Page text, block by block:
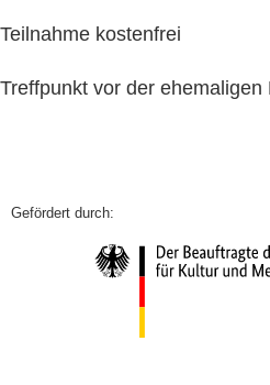
Teilnahme kostenfrei
Treffpunkt vor der ehemaligen